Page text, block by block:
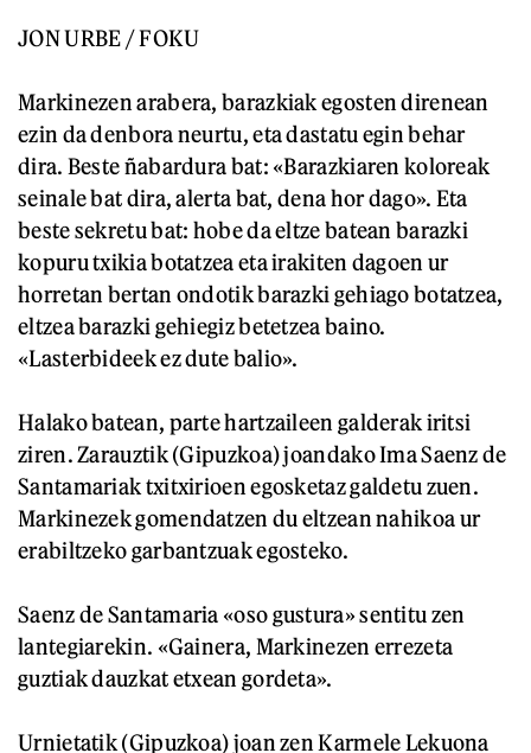
JON URBE / FOKU
Markinezen arabera, barazkiak egosten direnean
ezin da denbora neurtu, eta dastatu egin behar
dira. Beste ñabardura bat: «Barazkiaren koloreak
seinale bat dira, alerta bat, dena hor dago». Eta
beste sekretu bat: hobe da eltze batean barazki
kopuru txikia botatzea eta irakiten dagoen ur
horretan bertan ondotik barazki gehiago botatzea,
eltzea barazki gehiegiz betetzea baino.
«Lasterbideek ez dute balio».
Halako batean, parte hartzaileen galderak iritsi
ziren. Zarauztik (Gipuzkoa) joandako Ima Saenz de
Santamariak txitxirioen egosketaz galdetu zuen.
Markinezek gomendatzen du eltzean nahikoa ur
erabiltzeko garbantzuak egosteko.
Saenz de Santamaria «oso gustura» sentitu zen
lantegiarekin. «Gainera, Markinezen errezeta
guztiak dauzkat etxean gordeta».
Urnietatik (Gipuzkoa) joan zen Karmele Lekuona